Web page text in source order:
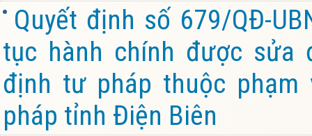
Quyết định số 679/QĐ-
tục hành chính được sửa
định tư pháp thuộc phạm
pháp tỉnh Điện Biên